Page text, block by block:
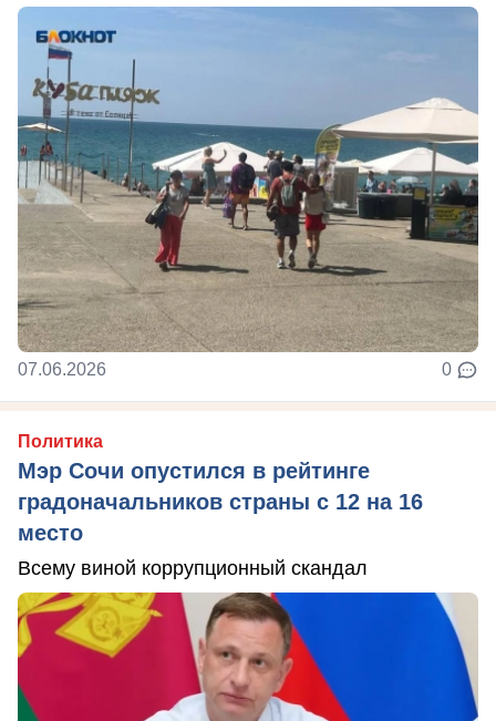
07.06.2026 0
Политика
Мэр Сочи опустился в рейтинге
градоначальников страны с 12 на 16
место
Всему виной коррупционный скандал